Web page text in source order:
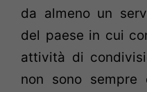
da almeno un
del paese in cui
attività di
non sono